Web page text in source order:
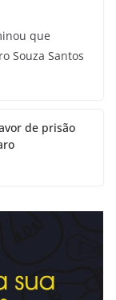
que
Souza Santos
de prisão